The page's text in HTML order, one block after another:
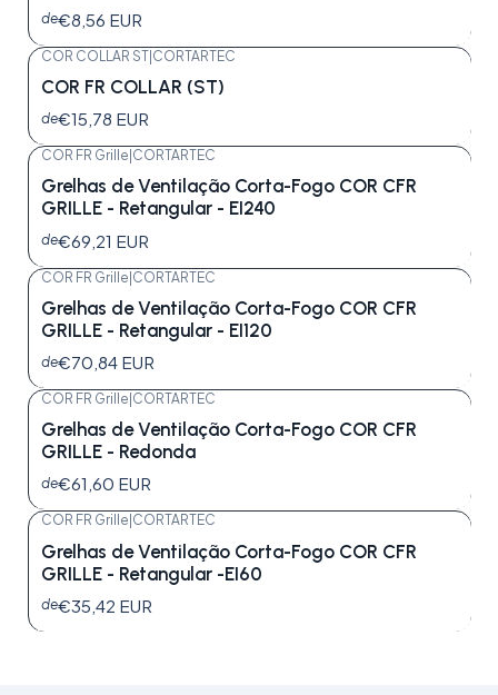
de€8,56 EUR
COR COLLAR ST CORTARTEC
COR FR COLLAR (ST)
de€15,78 EUR
COR FR Grille CORTARTEC
Grelhas de Ventilação Corta-Fogo COR CFR
GRILLE - Retangular - EI240
de€69,21 EUR
COR FR Grille|CORTARTEC
Grelhas de Ventilação Corta-Fogo COR CFR
GRILLE - Retangular - EI120
de€70,84 EUR
COR FR Grille CORTARTEC
Grelhas de Ventilação Corta-Fogo COR CFR
GRILLE - Redonda
de€61,60 EUR
COR FR Grille CORTARTEC
Grelhas de Ventilação Corta-Fogo COR CFR
GRILLE - Retangular -EI60
de€35,42 EUR